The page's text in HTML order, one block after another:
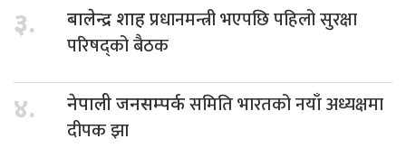
३. बालेन्द्र शाहप्रधानमन्त्री भएपछि पहिलो सुरक्षा
परिषद्को बैठक
४. नेपाली जनसम्पर्कसमिति भारतको नयाँ अध्यक्षमा
दीपक झा